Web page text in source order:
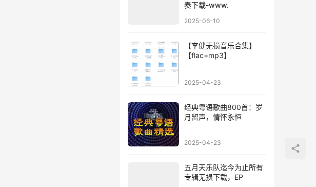
奏下载-www.
2025-06-10
【李健无损音乐合集】
【flac+mp3】
2025-04-23
经典粤语歌曲800首：岁
月留声，情怀永恒
2025-04-23
五月天乐队迄今为止所有
专辑无损下载，EP